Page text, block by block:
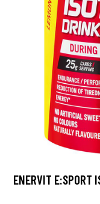
ENERVIT E:SPORT